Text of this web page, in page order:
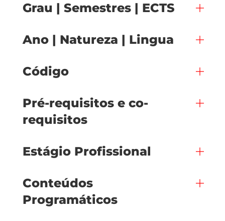
Grau | Semestres | ECTS
Ano | Natureza | Lingua
Código
Pré-requisitos e co-
requisitos
Estágio Profissional
Conteúdos
Programáticos